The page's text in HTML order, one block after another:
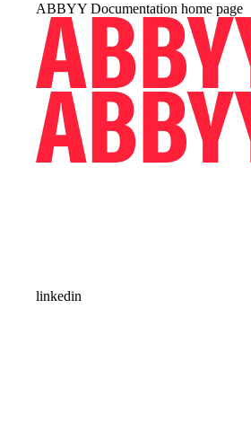
ABBYY Documentation home page
linkedin